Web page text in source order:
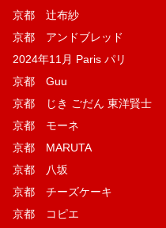
京都 辻布紗
京都 アンドブレッド
2024年11月 Paris パリ
京都 Guu
京都 じき ごだん 東洋賢士
京都 モーネ
京都 MARUTA
京都 八坂
京都 チーズケーキ
京都 コピエ